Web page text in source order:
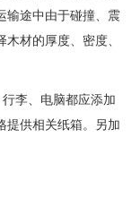
输途中由于碰撞、震
材的厚度、密度、
李、电脑都应添加
提供相关纸箱。另加